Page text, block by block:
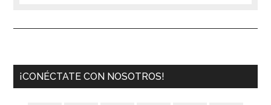
¡CONÉCTATE CON NOSOTROS!